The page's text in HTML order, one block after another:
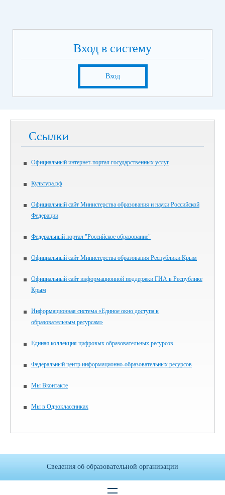
Вход в систему
Вход
Ссылки
Официальный интернет-портал государственных услуг
Культура.рф
Официальный сайт Министерства образования и науки Российской
Федерации
Федеральный портал "Российское образование"
Официальный сайт Министерства образования Республики Крым
Официальный сайт информационной поддержки ГИА в Республике
Крым
Информационная система «Единое окно доступа к
образовательным ресурсам»
Единая коллекция цифровых образовательных ресурсов
Федеральный центр информационно-образовательных ресурсов
Мы Вконтакте
Мы в Одноклассниках
Сведения об образовательной организации